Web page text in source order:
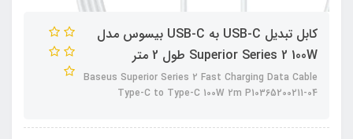
کابل تبدیل USB-C به USB-C بیسوس مدل
Superior Series 2 100W طول 2 متر
Baseus Superior Series 2 Fast Charging Data Cable
Type-C to Type-C 100W 2m P10365200211-04